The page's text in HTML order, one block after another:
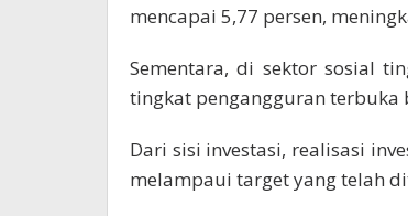
mencapai 5,77 persen,
Sementara, di sektor sosial
tingkat pengangguran terbuka
Dari sisi investasi, realisasi
melampaui target yang telah